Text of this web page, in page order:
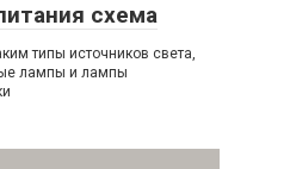
схема
типы источников света,
лампы и лампы